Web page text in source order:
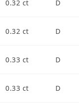
0.32 ct D
0.32 ct D
0.33 ct D
0.33 ct D